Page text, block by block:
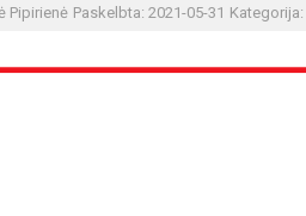
Pipirienė Paskelbta: 2021-05-31 Kategorija: